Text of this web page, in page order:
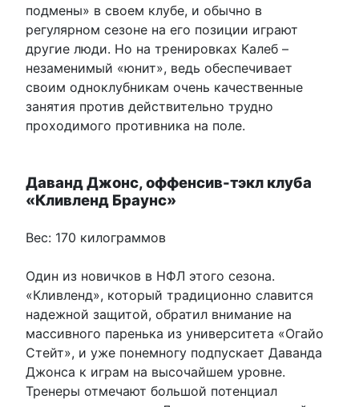
подмены» в своем клубе, и обычно в
регулярном сезоне на его позиции играют
другие люди. Но на тренировках Калеб –
незаменимый «юнит», ведь обеспечивает
своим одноклубникам очень качественные
занятия против действительно трудно
проходимого противника на поле.
Даванд Джонс, оффенсив-тэкл клуба
«Кливленд Браунс»
Вес: 170 килограммов
Один из новичков в НФЛ этого сезона.
«Кливленд», который традиционно славится
надежной защитой, обратил внимание на
массивного паренька из университета «Огайо
Стейт», и уже понемногу подпускает Даванда
Джонса к играм на высочайшем уровне.
Тренеры отмечают большой потенциал